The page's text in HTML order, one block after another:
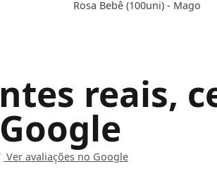
Rosa Bebê (100uni) - Mago
reais,
Google
Ver avaliações no Google